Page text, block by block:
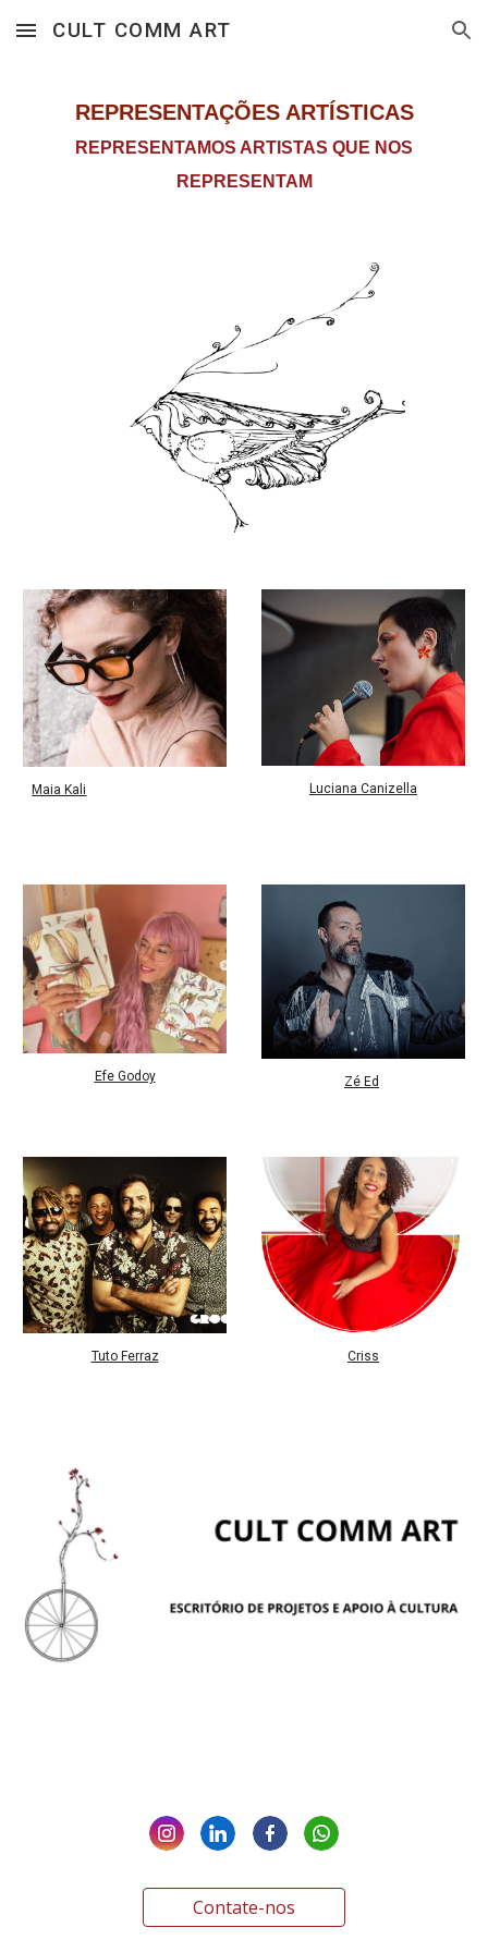
Skip to main content Skip to navigation
CULT COMM ART
REPRESENTAÇÕES ARTÍSTICAS
REPRESENTAMOS ARTISTAS QUE NOS
REPRESENTAM
Maia Kali Luciana Canizella
Efe Godoy Zé Ed
Tuto Ferraz Criss
Contate-nos